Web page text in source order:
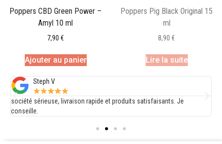
Poppers CBD Green Power –
Amyl 10 ml
7,90 €
Ajouter au panier
Poppers Pig Black Original 15
ml
8,90 €
Lire la suite
Steph V
société sérieuse, livraison rapide et produits satisfaisants. Je
conseille.